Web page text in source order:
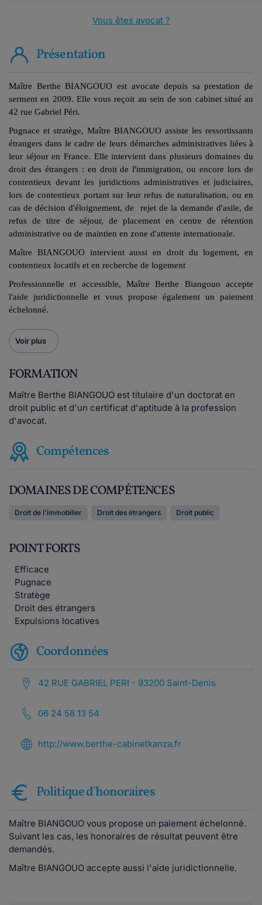
Vous êtes avocat ?
Présentation
Maître Berthe BIANGOUO est avocate depuis sa prestation de
serment en 2009. Elle vous reçoit au sein de son cabinet situé au
42 rue Gabriel Péri.
Pugnace et stratège, Maître BIANGOUO assiste les ressortissants
étrangers dans le cadre de leurs démarches administratives liées à
leur séjour en France. Elle intervient dans plusieurs domaines du
droit des étrangers : en droit de l'immigration, ou encore lors de
contentieux devant les juridictions administratives et judiciaires,
lors de contentieux portant sur leur refus de naturalisation, ou en
cas de décision d'éloignement, de rejet de la demande d'asile, de
refus de titre de séjour, de placement en centre de rétention
administrative ou de maintien en zone d'attente internationale.
Maître BIANGOUO intervient aussi en droit du logement, en
contentieux locatifs et en recherche de logement
Professionnelle et accessible, Maître Berthe Biangouo accepte
l'aide juridictionnelle et vous propose également un paiement
échelonné.
Voir plus
FORMATION
Maître Berthe BIANGOUO est titulaire d'un doctorat en
droit public et d'un certificat d'aptitude à la profession
d'avocat.
Compétences
DOMAINES DE COMPÉTENCES
Droit de l'immobilier Droit des étrangers Droit public
POINT FORTS
Efficace
Pugnace
Stratège
Droit des étrangers
Expulsions locatives
Coordonnées
42 RUE GABRIEL PERI - 93200 Saint-Denis
06 24 58 13 54
http://www.berthe-cabinetkanza.fr
Politique d'honoraires
Maître BIANGOUO vous propose un paiement échelonné.
Suivant les cas, les honoraires de résultat peuvent être
demandés.
Maître BIANGOUO accepte aussi l'aide juridictionnelle.